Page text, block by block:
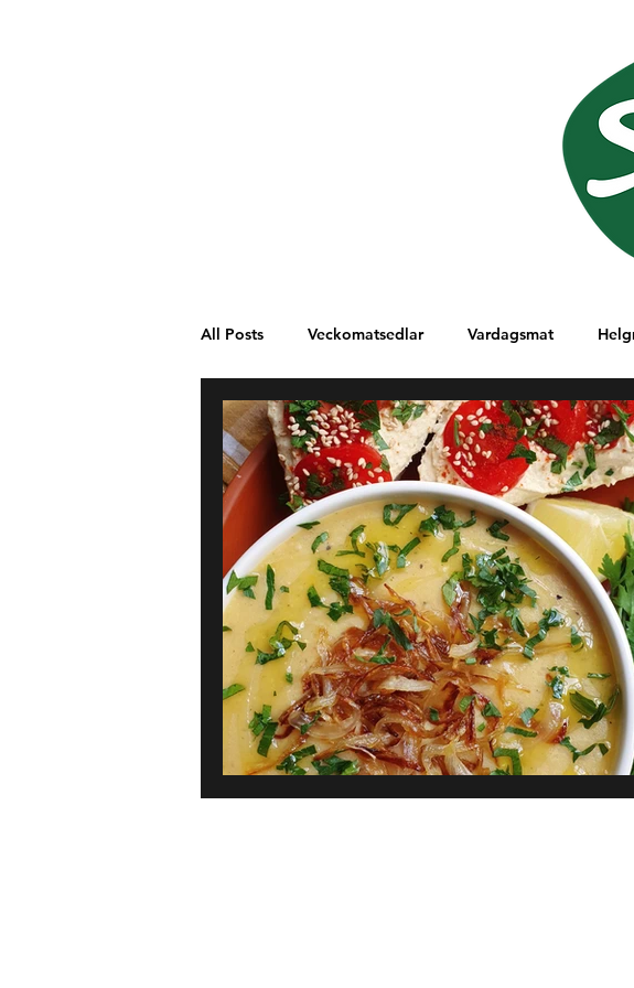
All Posts Veckomatsedlar Vardagsmat
Västafrika Spanien Mellanöstern
Karibien Frankrike Grekland Pasta
Bröd, bakverk & dessert Pannkakor Indien